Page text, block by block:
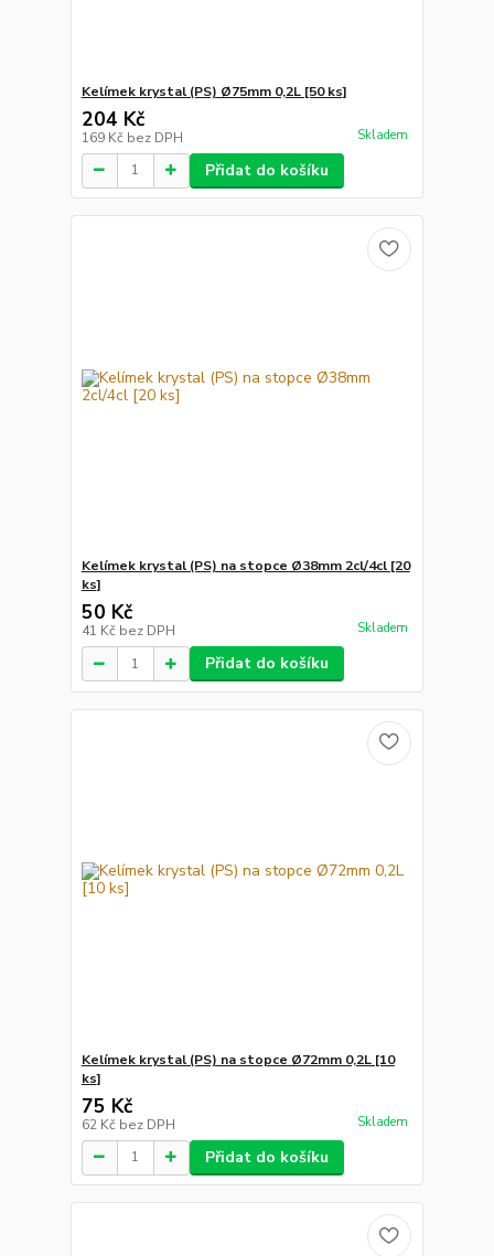
Kelímek krystal (PS) Ø75mm 0,2L [50 ks]
204 Kč
169 Kč bez DPH Skladem
Přidat do košíku
Kelímek krystal (PS) na stopce Ø38mm 2cl/4cl [20
ks]
50 Kč
41 Kč bez DPH Skladem
Přidat do košíku
Kelímek krystal (PS) na stopce Ø72mm 0,2L [10
ks]
75 Kč
62 Kč bez DPH Skladem
Přidat do košíku